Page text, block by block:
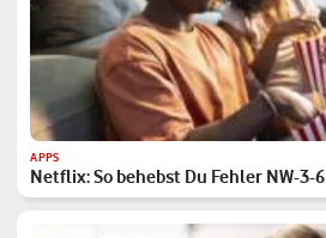
APPS
Netflix: So behebst Du Fehler NW-3-6